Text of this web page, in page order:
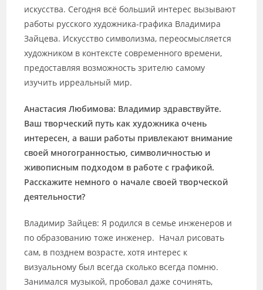
искусства. Сегодня всё больший интерес вызывают
работы русского художника-графика Владимира
Зайцева. Искусство символизма, переосмысляется
художником в контексте современного времени,
предоставляя возможность зрителю самому
изучить ирреальный мир.
Анастасия Любимова: Владимир здравствуйте.
Ваш творческий путь как художника очень
интересен, а ваши работы привлекают внимание
своей многогранностью, символичностью и
живописным подходом в работе с графикой.
Расскажите немного о начале своей творческой
деятельности?
Владимир Зайцев: Я родился в семье инженеров и
по образованию тоже инженер. Начал рисовать
сам, в позднем возрасте, хотя интерес к
визуальному был всегда сколько всегда помню.
Занимался музыкой, пробовал даже сочинять,